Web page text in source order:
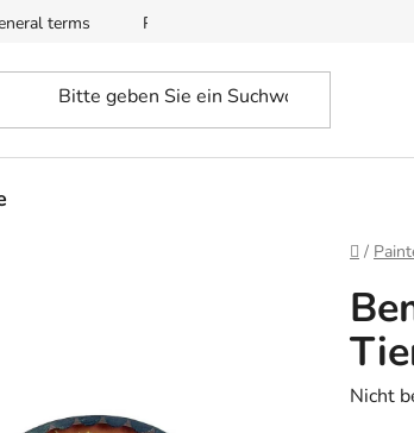
terms Privacy and data protection
/
Die
Nicht